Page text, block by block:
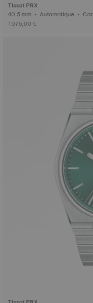
Tissot PRX
40.5 mm • Automatique • Carbon
e
1 075,00 €